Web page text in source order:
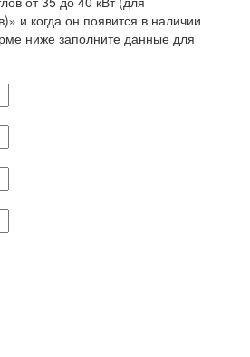
и когда он появится в наличии
ниже заполните данные для